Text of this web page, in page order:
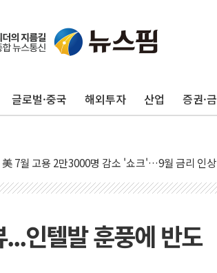
글로벌·중국 해외투자 산업 증권·
, 美 고용 예상 밖 부진에 연준 금리 인상 가능성
매파 기세 꺾이나…고용 감소에 9월 동결 전망 우
백신·자폐증 행정명령 검토…"이르면 다음 주"
법원, 백악관 무도회장 공사 중단 명령…트럼프 제동
인텔발 훈풍에 반도